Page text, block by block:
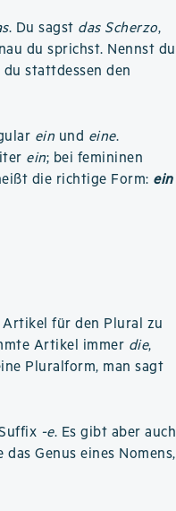
. Du sagst das Scherzo,
du sprichst. Nennst du
stattdessen den
ein und eine.
ein; bei femininen
die richtige Form: ein
für den Plural zu
Artikel immer die,
Pluralform, man sagt
-e. Es gibt aber auch
Genus eines Nomens,